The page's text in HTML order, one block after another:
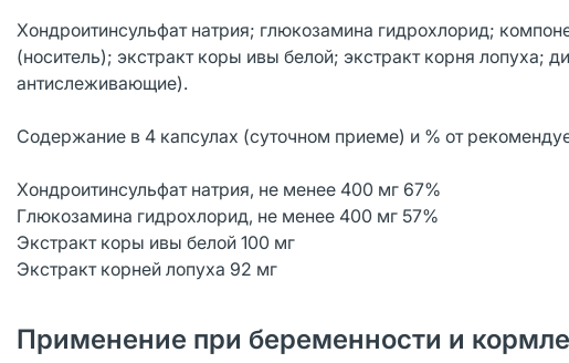
Хондроитинсульфат натрия; глюкозамина гидрохлорид;
(носитель); экстракт коры ивы белой; экстракт корня лопуха;
антислеживающие).
Содержание в 4 капсулах (суточном приеме) и % от
Хондроитинсульфат натрия, не менее 400 мг 67%
Глюкозамина гидрохлорид, не менее 400 мг 57%
Экстракт коры ивы белой 100 мг
Экстракт корней лопуха 92 мг
Применение при беременности и